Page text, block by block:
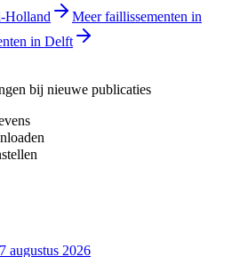
Holland
Meer faillissementen in
in Delft
bij nieuwe publicaties
augustus 2026